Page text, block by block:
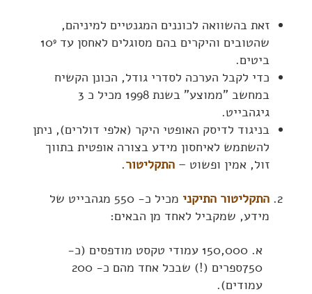
זאת בהשוואה לכוננים המגנטיים למיניהם,
שהטובים והיקרים בהם מסוגלים לאחסן עד 10 9
ביטים.
כדי לקבל הערכה לסדרי גודל, הכונן הקשיח
במחשב "ממוצע" בשנת 1998 מכיל כ 3
גיגהבייט.
בניגוד לדיסק האופטי היקר (אלפי דולרים), ניתן
להשתמש לאיחסון מידע בצורה אופטית בתווך
זול, אמין ופשוט – התקליטור.
התקליטור התיקני
מכיל כ- 550 מגהבייט של
מידע, שמקביל לאחד מן הבאים:
א. 150,000 עמודי טקסט מודפסים (כ-
750ספרים (!) שבכל אחד מהם כ- 200
עמודים).